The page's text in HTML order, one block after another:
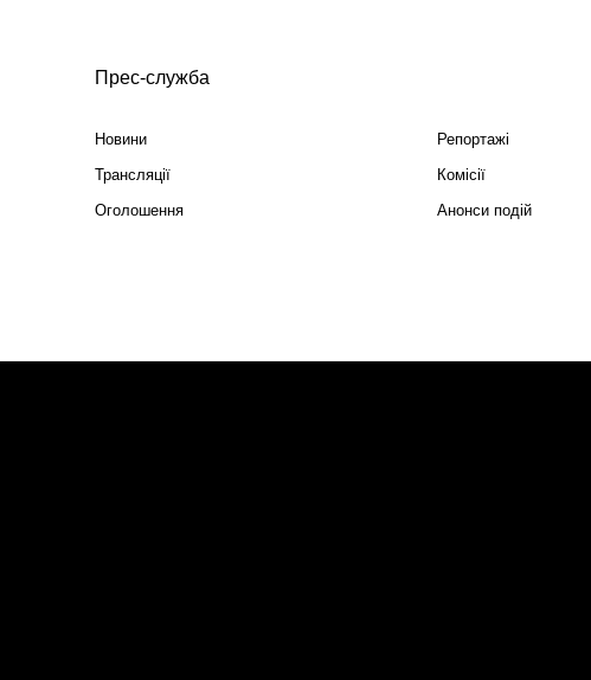
Прес-служба
Новини
Репортажі
Трансляції
Комісії
Оголошення
Анонси подій